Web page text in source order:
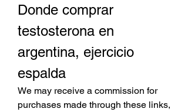
Donde comprar
testosterona en
argentina, ejercicio
espalda
We may receive a commission for
purchases made through these links,